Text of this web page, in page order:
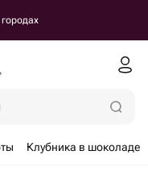
Клубника в шоколаде